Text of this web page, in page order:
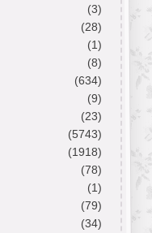
(3)
(28)
(1)
(8)
(634)
(9)
(23)
(5743)
(1918)
(78)
(1)
(79)
(34)